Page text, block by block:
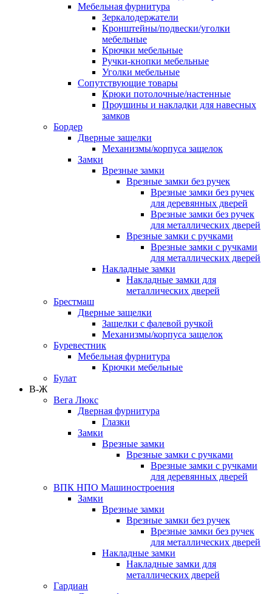
Мебельная фурнитура
Зеркалодержатели
Кронштейны/подвески/уголки
мебельные
Крючки мебельные
Ручки-кнопки мебельные
Уголки мебельные
Сопутствующие товары
Крюки потолочные/настенные
Проушины и накладки для навесных
замков
Бордер
Дверные защелки
Механизмы/корпуса защелок
Замки
Врезные замки
Врезные замки без ручек
Врезные замки без ручек
для деревянных дверей
Врезные замки без ручек
для металлических дверей
Врезные замки с ручками
Врезные замки с ручками
для металлических дверей
Накладные замки
Накладные замки для
металлических дверей
Брестмаш
Дверные защелки
Защелки с фалевой ручкой
Механизмы/корпуса защелок
Буревестник
Мебельная фурнитура
Крючки мебельные
Булат
В-Ж
Вега Люкс
Дверная фурнитура
Глазки
Замки
Врезные замки
Врезные замки с ручками
Врезные замки с ручками
для деревянных дверей
ВПК НПО Машиностроения
Замки
Врезные замки
Врезные замки без ручек
Врезные замки без ручек
для металлических дверей
Накладные замки
Накладные замки для
металлических дверей
Гардиан